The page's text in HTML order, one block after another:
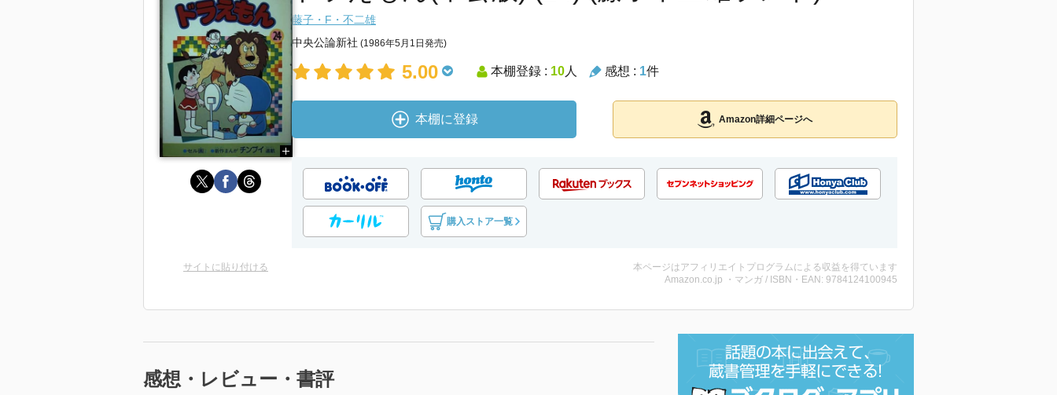
藤子・F・不二雄
中央公論新社 (1986年5月1日発売)
5.00 本棚登録 : 10人 感想 : 1件
本棚に登録 Amazon詳細ページへ
購入ストア一覧
サイトに貼り付ける
本ページはアフィリエイトプログラムによる収益を得ています
Amazon.co.jp ・マンガ / ISBN・EAN: 9784124100945
感想・レビュー・書評